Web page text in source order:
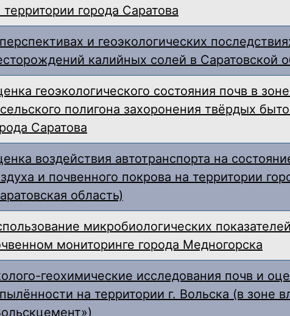
территории города Саратова
и геоэкологических
калийных солей в Саратовской
геоэкологического состояния почв в
полигона захоронения твёрдых
Саратова
воздействия автотранспорта на
и почвенного покрова на территории
область)
микробиологических
мониторинге города Медногорска
геохимические исследования почв и
на территории г. Вольска (в зоне